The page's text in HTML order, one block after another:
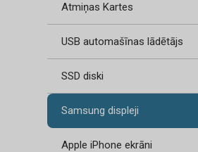
Atmiņas Kartes
USB automašīnas lādētājs
SSD diski
Samsung displeji
Apple iPhone ekrāni